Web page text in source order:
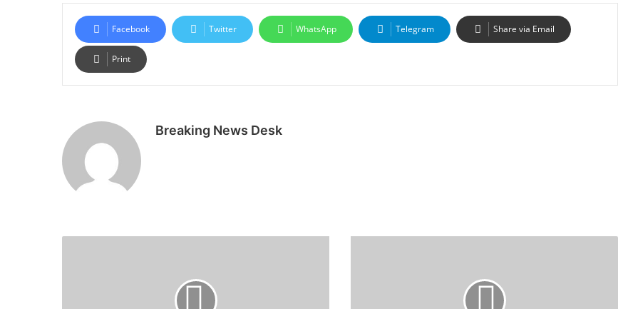
Facebook Twitter WhatsApp Telegram Share via Email
Print
Breaking News Desk